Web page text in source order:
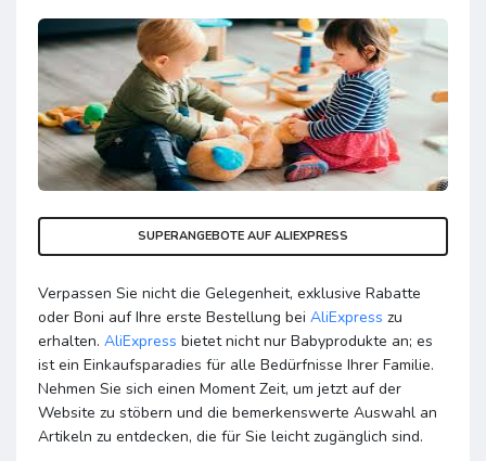
SUPERANGEBOTE AUF ALIEXPRESS
Verpassen Sie nicht die Gelegenheit, exklusive Rabatte
oder Boni auf Ihre erste Bestellung bei AliExpress zu
erhalten. AliExpress bietet nicht nur Babyprodukte an; es
ist ein Einkaufsparadies für alle Bedürfnisse Ihrer Familie.
Nehmen Sie sich einen Moment Zeit, um jetzt auf der
Website zu stöbern und die bemerkenswerte Auswahl an
Artikeln zu entdecken, die für Sie leicht zugänglich sind.